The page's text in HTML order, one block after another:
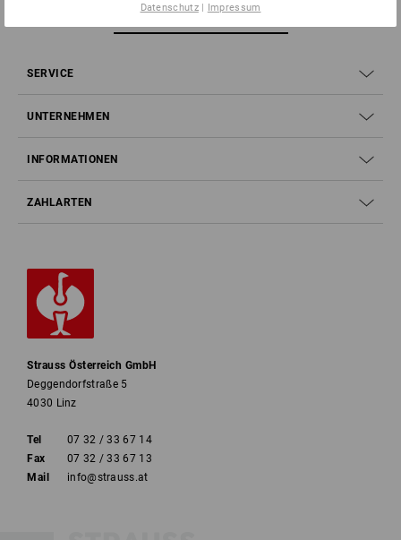
SERVICE 07 32 / 33 67 14
SERVICE
UNTERNEHMEN
INFORMATIONEN
ZAHLARTEN
Strauss Österreich GmbH
Deggendorfstraße 5
4030 Linz
Tel
07 32 / 33 67 14
Fax
07 32 / 33 67 13
Mail
info@strauss.at
Datenschutz| Impressum